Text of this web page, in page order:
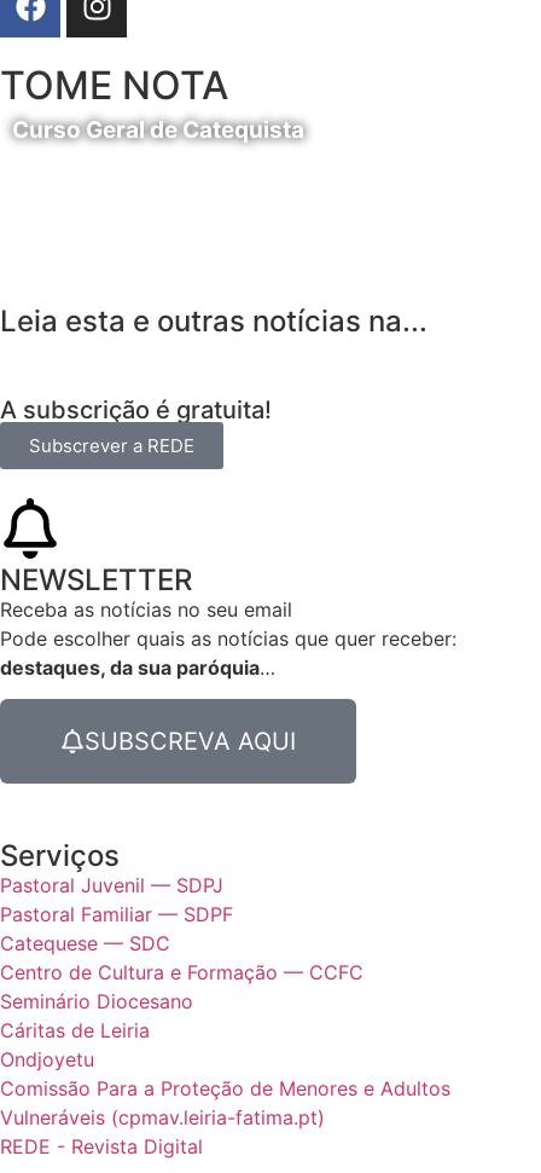
TOME NOTA
Curso Geral de Catequista
Leia esta e outras notícias na...
A subscrição é gratuita!
Subscrever a REDE
NEWSLETTER
Receba as notícias no seu email​
Pode escolher quais as notícias que quer receber:
destaques, da sua paróquia…
SUBSCREVA AQUI
Serviços
Pastoral Juvenil — SDPJ
Pastoral Familiar — SDPF
Catequese — SDC
Centro de Cultura e Formação — CCFC
Seminário Diocesano
Cáritas de Leiria
Ondjoyetu
Comissão Para a Proteção de Menores e Adultos
Vulneráveis (cpmav.leiria-fatima.pt)
REDE - Revista Digital